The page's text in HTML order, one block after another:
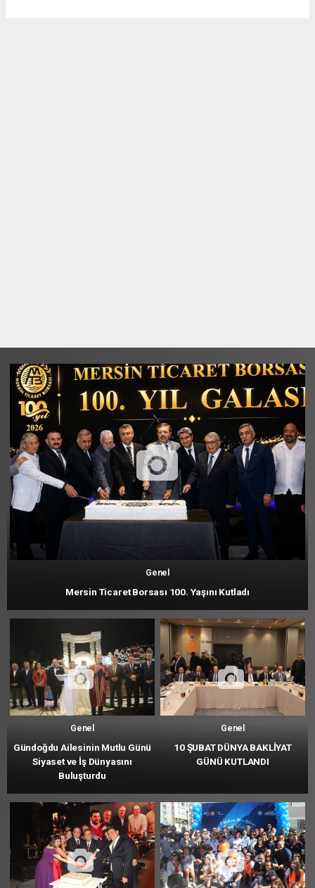
Genel
Mersin Ticaret Borsası 100. Yaşını Kutladı
Genel
Gündoğdu Ailesinin Mutlu Günü
Siyaset ve İş Dünyasını
Buluşturdu
Genel
10 ŞUBAT DÜNYA BAKLİYAT
GÜNÜ KUTLANDI